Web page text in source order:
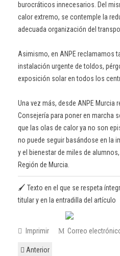
burocráticos innecesarios. Del
calor extremo, se contemple la
adecuada organización del
Asimismo, en ANPE reclamamos
instalación urgente de toldos,
exposición solar en todos los
Una vez más, desde ANPE
Consejería para poner en marcha
que las olas de calor ya no son
no puede seguir basándose en la
y el bienestar de miles de
Región de Murcia.
🖌️ Texto en el que se respeta
titular y en la entradilla del artículo
Imprimir Correo
Anterior